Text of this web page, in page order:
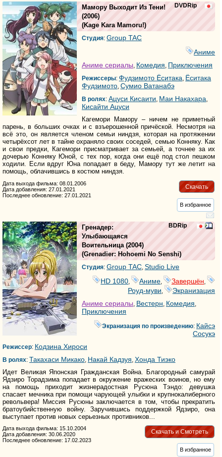
DVDRip
Мамору Выходит Из Тени!
(2006)
(Kage Kara Mamoru!)
Студия: Group TAC
Аниме
Аниме сериалы, Комедия, Приключения
Режиссеры: Фудзимото Ёситака, Ёситака
Фудзимото, Сумио Ватанабэ
В ролях: Ацуси Кисаити, Маи Накахара,
Кисайти Ацуси
Кагемори Мамору – ничем не приметный
парень, в больших очках и с взъерошенной причёской. Несмотря на
всё это, он является членом семьи ниндзя, которая на протяжении
четырёхсот лет в тайне охраняло своих соседей, семью Конняку. Как
и свои предки, Кагемори присматривает за семьей, а точнее за их
дочерью Конняку Юной, с тех пор, когда они ещё под стол пешком
ходили. Если вдруг Юна попадает в беду, Мамору тут же летит на
помощь, облачившись в костюм ниндзя.
Скачать
Дата выхода фильма: 08.01.2006
Дата добавления: 27.01.2021
Последнее обновление: 27.01.2021
В избранное
BDRip
Гренадер:
Улыбающаяся
Воительница (2004)
(Grenadier: Hohoemi No Senshi)
Студия: Group TAC Studio Live
HD 1080
Аниме Завершён
Роуд-муви
Экранизация
Аниме сериалы Вестерн Комедия
Приключения
Экранизация по произведению: Кайсэ
Сосукэ
Режиссер: Кодзина Хироси
В ролях: Такахаси Микако Накай Кадзуя Хонда Тиэко
Идет Великая Японская Гражданская Война. Благородный самурай
Ядзиро Торадзима попадает в окружение вражеских воинов, но ему
на помощь приходит жизнерадостная Русюна Тэндо: девушка
спасает мечника при помощи чарующей улыбки и крупнокалиберного
револьвера! Миссия Русюны заключается в том, чтобы прекратить
братоубийственную войну. Заручившись поддержкой Ядзиро, она
выступает против новых серьезных противников...
Скачать и Смотреть
Дата выхода фильма: 15.10.2004
Дата добавления: 30.06.2020
Последнее обновление: 17.02.2023
В избранное